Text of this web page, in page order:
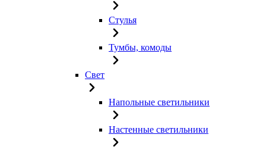
Стулья
Тумбы, комоды
Свет
Напольные светильники
Настенные светильники